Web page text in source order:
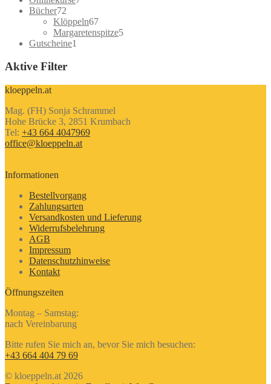
Bücher72
Produkte
Klöppeln6767
Produkte
Margaretenspitze55
Gutscheine1
Aktive Filter
kloeppeln.at
Mag. (FH) Sonja Schrammel
Hohe Brücke 3, 2851 Krumbach
Tel: +43 664 4047969
office@kloeppeln.at
Informationen
Bestellvorgang
Zahlungsarten
Versandkosten und Lieferung
Widerrufsbelehrung
AGB
Impressum
Datenschutzhinweise
Kontakt
Öffnungszeiten
Montag – Samstag:
nach Vereinbarung
Bitte rufen Sie mich an, bevor Sie mich besuchen:
+43 664 404 79 69
© kloeppeln.at 2026